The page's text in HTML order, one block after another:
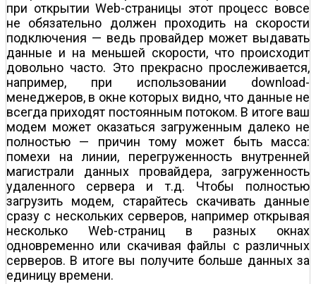
при открытии Web-страницы этот процесс вовсе
не обязательно должен проходить на скорости
подключения — ведь провайдер может выдавать
данные и на меньшей скорости, что происходит
довольно часто. Это прекрасно прослеживается,
например, при использовании download-
менеджеров, в окне которых видно, что данные не
всегда приходят постоянным потоком. В итоге ваш
модем может оказаться загруженным далеко не
полностью — причин тому может быть масса:
помехи на линии, перегруженность внутренней
магистрали данных провайдера, загруженность
удаленного сервера и т.д. Чтобы полностью
загрузить модем, старайтесь скачивать данные
сразу с нескольких серверов, например открывая
несколько Web-страниц в разных окнах
одновременно или скачивая файлы с различных
серверов. В итоге вы получите больше данных за
единицу времени.